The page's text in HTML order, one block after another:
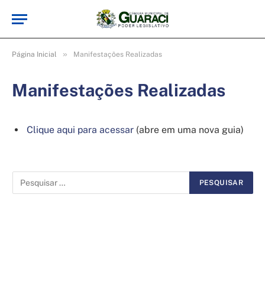
Página Inicial » Manifestações Realizadas
Manifestações Realizadas
Clique aqui para acessar (abre em uma nova guia)